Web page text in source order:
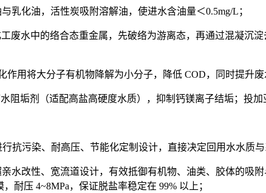
乳化油，活性炭吸附溶解油，使进水含油量＜0.5mg/L；
废水中的络合态重金属，先破络为游离态，再通过混凝沉
用将大分子有机物降解为小分子，降低 COD，同时提升
阻垢剂（适配高盐高硬度水质），抑制钙镁离子结垢；投加
抗污染、耐高压、节能化定制设计，直接决定回用水水质
水改性、宽流道设计，有效抵御有机物、油类、胶体的吸
耐压 4~8MPa，保证脱盐率稳定在 99% 以上；